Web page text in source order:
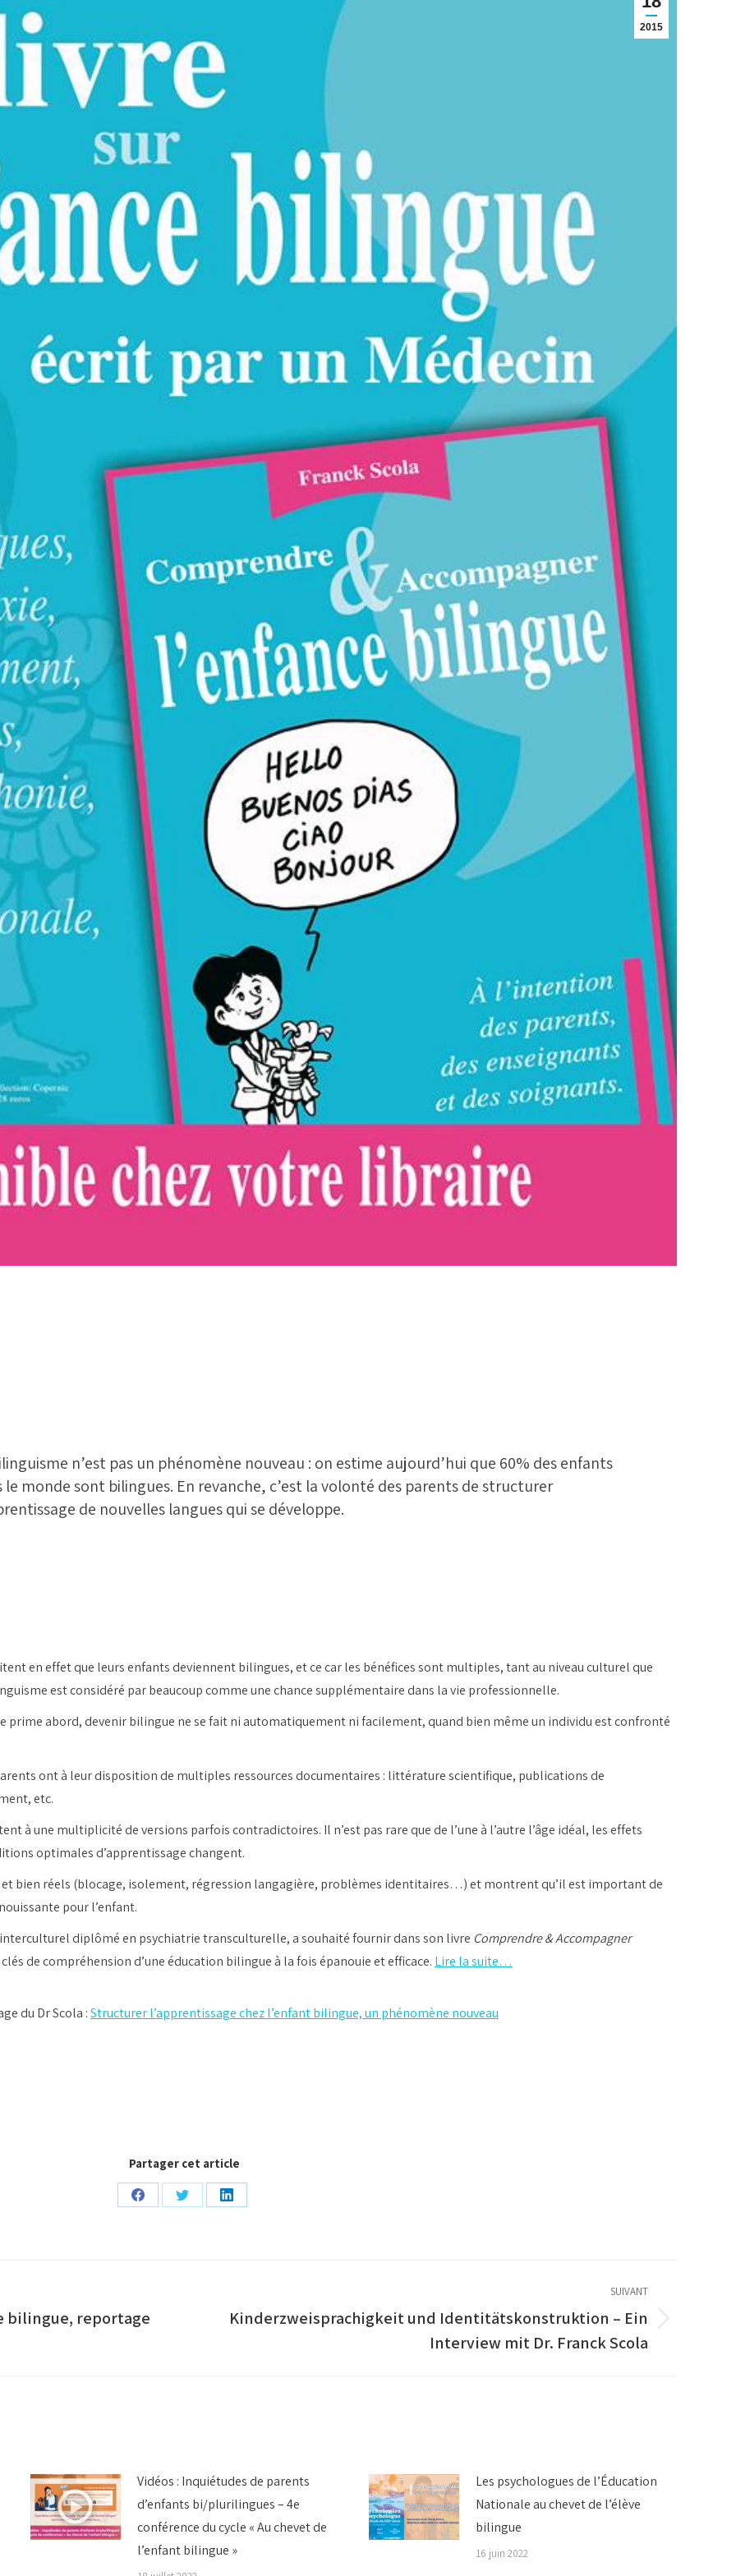
2015
n’est pas un phénomène nouveau : on estime aujourd’hui que 60% des enfants
le monde sont bilingues. En revanche, c’est la volonté des parents de structurer
de nouvelles langues qui se développe.
en effet que leurs enfants deviennent bilingues, et ce car les bénéfices sont multiples, tant au niveau culturel que
est considéré par beaucoup comme une chance supplémentaire dans la vie professionnelle.
prime abord, devenir bilingue ne se fait ni automatiquement ni facilement, quand bien même un individu est confronté
ont à leur disposition de multiples ressources documentaires : littérature scientifique, publications de
etc.
à une multiplicité de versions parfois contradictoires. Il n’est pas rare que de l’une à l’autre l’âge idéal, les effets
optimales d’apprentissage changent.
et bien réels (blocage, isolement, régression langagière, problèmes identitaires…) et montrent qu’il est important de
pour l’enfant.
diplômé en psychiatrie transculturelle, a souhaité fournir dans son livre Comprendre & Accompagner
de compréhension d’une éducation bilingue à la fois épanouie et efficace. Lire la suite…
du Dr Scola :Structurer l’apprentissage chez l’enfant bilingue, un phénomène nouveau
Partager cet article
PartagerPartagerPartager
bilingue, reportage
SUIVANT
ArticleKinderzweisprachigkeit und Identitätskonstruktion – Ein
Interview mit Dr. Franck Scola
Vidéos : Inquiétudes de parents
d’enfants bi/plurilingues – 4e
conférence du cycle « Au chevet de
l’enfant bilingue »
Les psychologues de l’Éducation
Nationale au chevet de l’élève
bilingue
16 juin 2022